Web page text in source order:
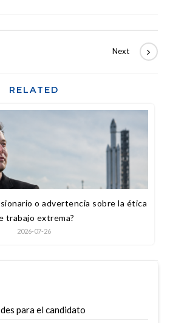
RELATED
o advertencia sobre la ética
trabajo extrema?
2026-07-26
para el candidato